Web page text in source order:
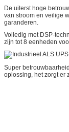
De uiterst hoge
van stroom en veilige
garanderen.
Volledig met DSP-
zijn tot 8 eenheden
Super
oplossing, het zorgt er